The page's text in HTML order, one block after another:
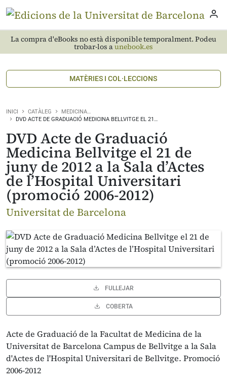
La compra d'eBooks no està disponible temporalment. Podeu
trobar-los aunebook.es
MATÈRIES I COL·LECCIONS
INICI CATÀLEG
MEDICINA…
DVD ACTE DE GRADUACIÓ MEDICINA BELLVITGE EL 21…
DVD Acte de Graduació
Medicina Bellvitge el 21 de
juny de 2012 a la Sala d’Actes
de l’Hospital Universitari
(promoció 2006-2012)
Universitat de Barcelona
FULLEJAR
COBERTA
Acte de Graduació de la Facultat de Medicina de la
Universitat de Barcelona Campus de Bellvitge a la Sala
d'Actes de l'Hospital Universitari de Bellvitge. Promoció
2006-2012